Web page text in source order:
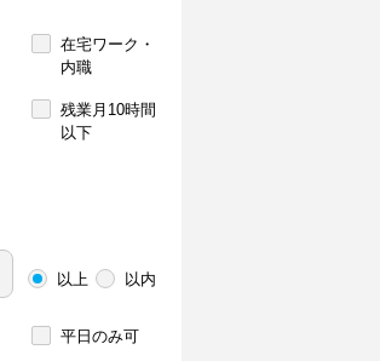
在宅ワーク・
内職
残業月10時間
以下
以上 以内
平日のみ可